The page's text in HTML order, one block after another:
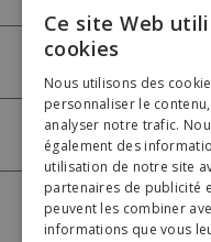
MON COMPTE
PAIEMENT
Ce site Web
cookies
Nous utilisons des
personnaliser le
analyser notre trafic.
également des
utilisation de notre site
partenaires de publicité
peuvent les combiner
informations que vous